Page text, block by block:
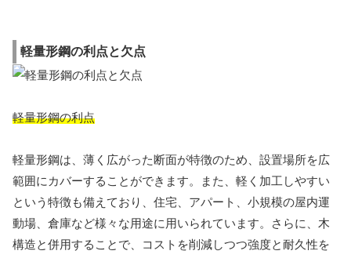
軽量形鋼の利点と欠点
軽量形鋼の利点
軽量形鋼は、薄く広がった断面が特徴のため、設置場所を広
範囲にカバーすることができます。また、軽く加工しやすい
という特徴も備えており、住宅、アパート、小規模の屋内運
動場、倉庫など様々な用途に用いられています。さらに、木
構造と併用することで、コストを削減しつつ強度と耐久性を